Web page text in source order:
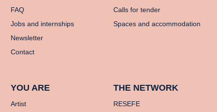
FAQ
Jobs and internships
Newsletter
Contact
Calls for tender
Spaces and accommodation
YOU ARE
Artist
THE NETWORK
RESEFE